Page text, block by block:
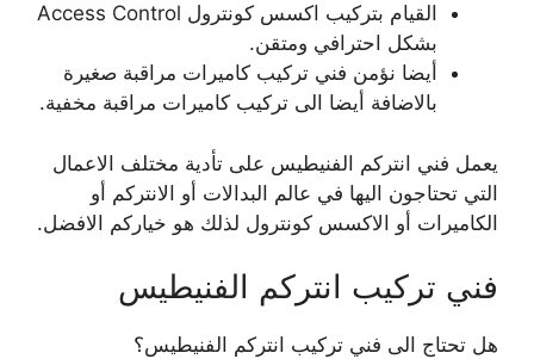
القيام بتركيب اكسس كونترول Access Control
بشكل احترافي ومتقن.
أيضا نؤمن فني تركيب كاميرات مراقبة صغيرة
بالاضافة أيضا الى تركيب كاميرات مراقبة مخفية.
يعمل فني انتركم الفنيطيس على تأدية مختلف الاعمال
التي تحتاجون اليها في عالم البدالات أو الانتركم أو
الكاميرات أو الاكسس كونترول لذلك هو خياركم الافضل.
فني تركيب انتركم الفنيطيس
هل تحتاج الى فني تركيب انتركم الفنيطيس؟